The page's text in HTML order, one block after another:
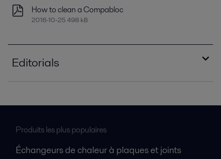
How to clean a Compabloc
2016-10-25 498 kB
Editorials
Optimizing heat recovery with compact plate
2016-10-25 8129 kB
Produits les plus populaires
Échangeurs de chaleur à plaques et joints